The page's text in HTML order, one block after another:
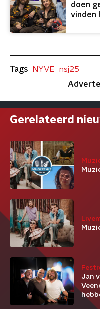
doen
vinden
Tags NYVE
nsj25
Gerelateerd
Jan